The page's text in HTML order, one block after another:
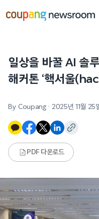
건너뛰기
일상을 바꿀 AI 솔
해커톤 ‘핵서울
By Coupang · 2025년 11월 25
PDF 다운로드